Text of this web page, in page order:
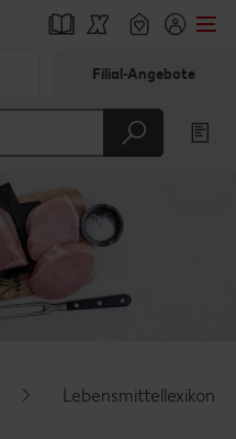
Filial-Angebote
Lebensmittellexikon